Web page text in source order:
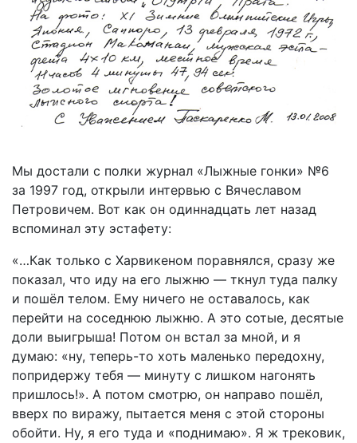
Мы достали с полки журнал «Лыжные гонки» №6
за 1997 год, открыли интервью с Вячеславом
Петровичем. Вот как он одиннадцать лет назад
вспоминал эту эстафету:
«…Как только с Харвикеном поравнялся, сразу же
показал, что иду на его лыжню — ткнул туда палку
и пошёл телом. Ему ничего не оставалось, как
перейти на соседнюю лыжню. А это сотые, десятые
доли выигрыша! Потом он встал за мной, и я
думаю: «ну, теперь-то хоть маленько передохну,
попридержу тебя — минуту с лишком нагонять
пришлось!». А потом смотрю, он направо пошёл,
вверх по виражу, пытается меня с этой стороны
обойти. Ну, я его туда и «поднимаю». Я ж трековик,